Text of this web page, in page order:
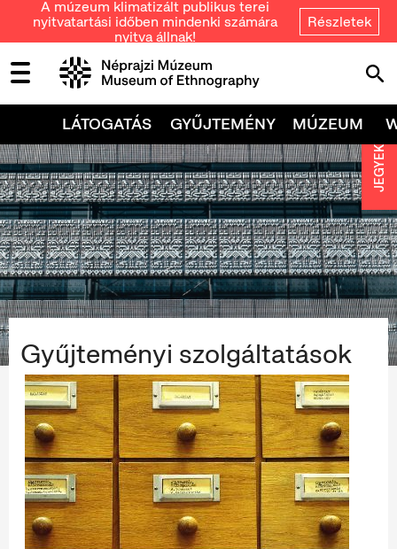
A múzeum klimatizált publikus terei
nyitvatartási időben mindenki számára
nyitva állnak!
Részletek
LÁTOGATÁS GYŰJTEMÉNY MÚZEUM
Gyűjteményi szolgáltatások
JEGYEK